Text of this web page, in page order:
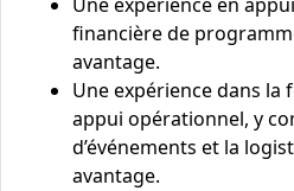
financière de
avantage.
Une expérience dans la
appui opérationnel, y
d’événements et la
avantage.